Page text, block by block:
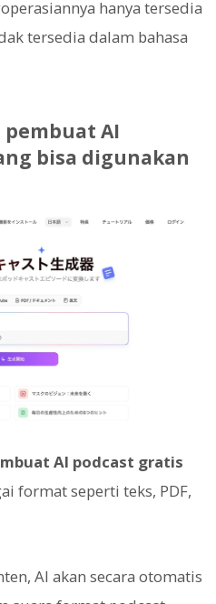
hanya tersedia
tersedia dalam bahasa
pembuat AI
bisa digunakan
AI podcast gratis
format seperti teks, PDF,
AI akan secara otomatis